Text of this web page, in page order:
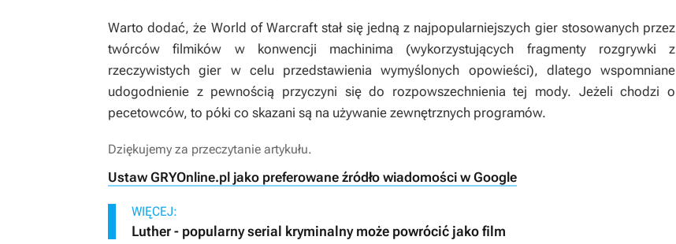
Warto dodać, że World of Warcraft stał się jedną z najpopularniejszych gier stosowanych przez
twórców filmików w konwencji machinima (wykorzystujących fragmenty rozgrywki z
rzeczywistych gier w celu przedstawienia wymyślonych opowieści), dlatego wspomniane
udogodnienie z pewnością przyczyni się do rozpowszechnienia tej mody. Jeżeli chodzi o
pecetowców, to póki co skazani są na używanie zewnętrznych programów.
Dziękujemy za przeczytanie artykułu.
Ustaw GRYOnline.pl jako preferowane źródło wiadomości w Google
WIĘCEJ:
Luther - popularny serial kryminalny może powrócić jako film